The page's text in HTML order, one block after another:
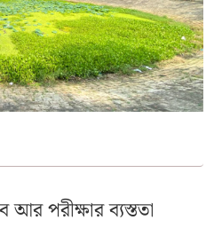
আর পরীক্ষার ব্যস্ততা